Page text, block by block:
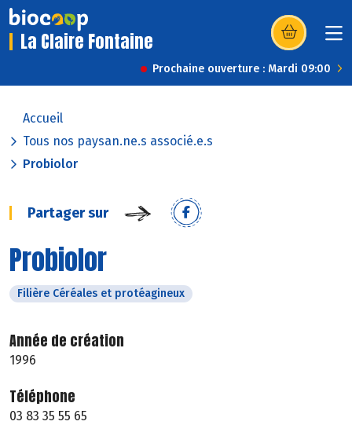
La Claire Fontaine (s’ouvre dans
Prochaine ouverture : Mardi 09:00
Accueil
Tous nos paysan.ne.s associé.e.s
Probiolor
Partager sur
Probiolor
Filière Céréales et protéagineux
Année de création
1996
Téléphone
03 83 35 55 65